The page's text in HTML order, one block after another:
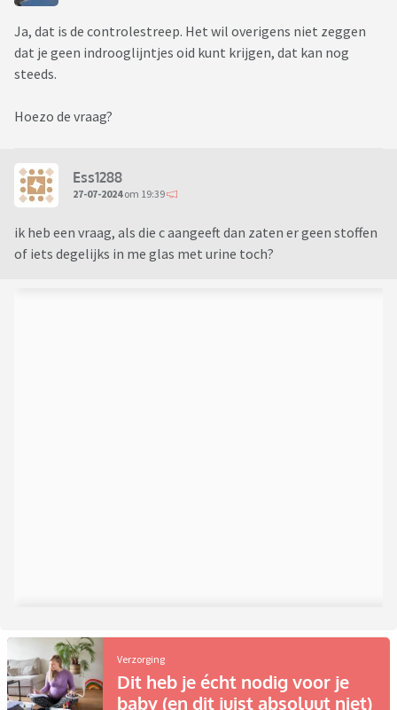
Ja, dat is de controlestreep. Het wil overigens niet zeggen
dat je geen indrooglijntjes oid kunt krijgen, dat kan nog
steeds.
Hoezo de vraag?
Ess1288
27-07-2024om 19:39
ik heb een vraag, als die c aangeeft dan zaten er geen stoffen
of iets degelijks in me glas met urine toch?
Verzorging
Dit heb je écht nodig voor je
baby (en dit juist absoluut niet)